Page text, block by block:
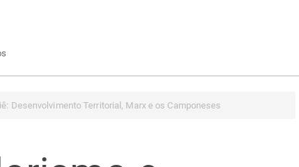
Desenvolvimento Territorial, Marx e os Camponeses